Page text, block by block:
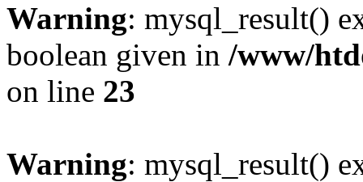
Warning: mysql_result()
boolean given in /www/
on line 23
Warning: mysql_result()